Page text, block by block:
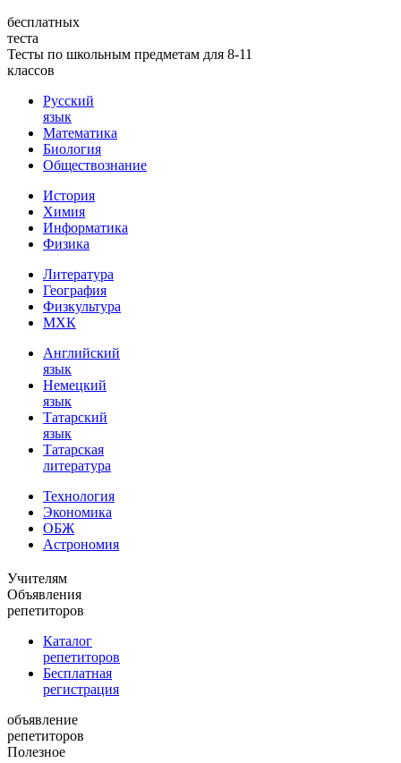
бесплатных
теста
Тесты по школьным предметам для 8-11
классов
Русский
язык
Математика
Биология
Обществознание
История
Химия
Информатика
Физика
Литература
География
Физкультура
МХК
Английский
язык
Немецкий
язык
Татарский
язык
Татарская
литература
Технология
Экономика
ОБЖ
Астрономия
Учителям
Объявления
репетиторов
Каталог
репетиторов
Бесплатная
регистрация
объявление
репетиторов
Полезное